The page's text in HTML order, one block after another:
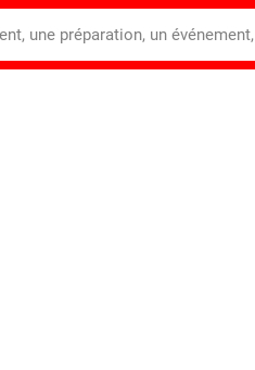
une préparation, un événement,